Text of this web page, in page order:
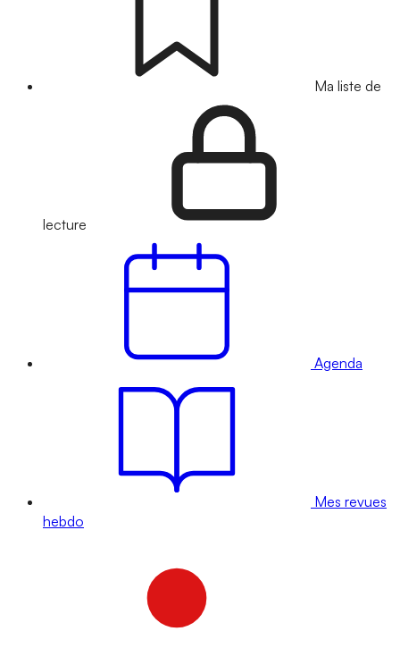
Ma liste de
lecture
Agenda
Mes revues
hebdo